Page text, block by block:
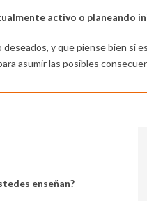
activo o planeando
y que piense bien si
asumir las posibles
enseñan?